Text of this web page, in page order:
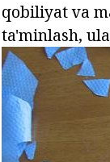
qobiliyat va
ta'minlash,